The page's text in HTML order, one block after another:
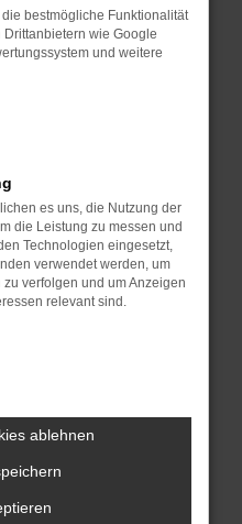
ist ein Fahrzeug, wie es
überzeugt durch
Werterhalt. Bei
Sie sich über einen
und beim Kauf auf
80 Jahren Erfahrung
ERROR
dir helfen können:
und deine
zum Beispiel deine
Werbeblocker,
bestmögliche Funktionalität
wie Google
und weitere
es uns, die Nutzung der
die Leistung zu messen und
Technologien eingesetzt,
verwendet werden, um
verfolgen und um Anzeigen
relevant sind.
ablehnen